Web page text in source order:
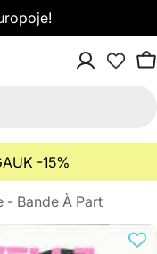
-15%
- Bande À Part